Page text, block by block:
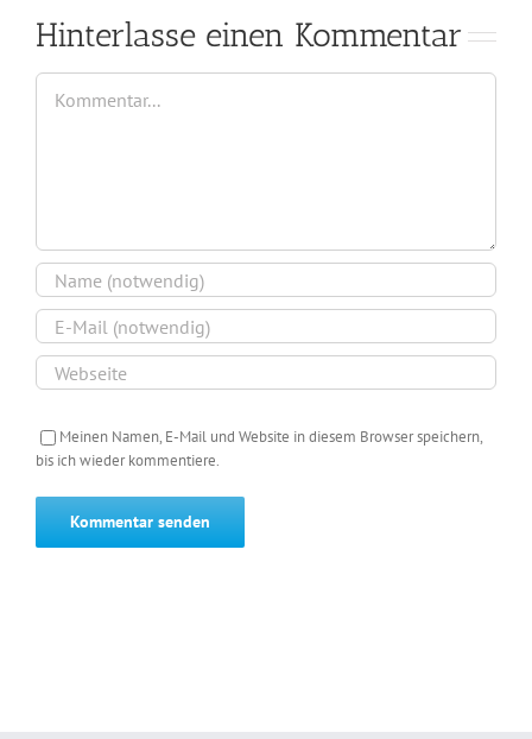
Hinterlasse einen Kommentar
Kommentar
Meinen Namen, E-Mail und Website in diesem Browser speichern,
bis ich wieder kommentiere.